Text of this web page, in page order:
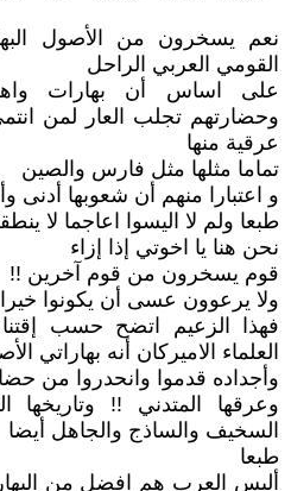
نعم يسخرون من الأصول
القومي العربي الراحل
على اساس أن بهارات
وحضارتهم تجلب العار لمن
عرقية منها
تماما مثلها مثل فارس والصين
و اعتبارا منهم أن شعوبها
طبعا ولم لا اليسوا اعاجما لا
نحن هنا يا اخوتي إذا إزاء
قوم يسخرون من قوم آخرين !!
ولا يرعوون عسى أن يكونوا
فهذا الزعيم اتضح حسب
العلماء الاميركان أنه بهاراتي
وأجداده قدموا وانحدروا من
وعرقها المتدني !!
السخيف والساذج والجاهل أيضا
طبعا
أليس العرب هم افضل من